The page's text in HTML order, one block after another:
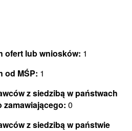
ofert lub wniosków: 1
od MŚP: 1
z siedzibą w państwach
zamawiającego: 0
z siedzibą w państwie